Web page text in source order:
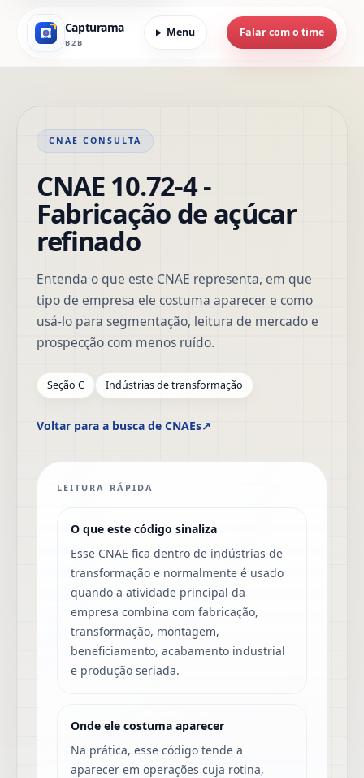
Capturama
B2B
Menu Falar com o time
CNAE CONSULTA
CNAE 10.72-4 -
Fabricação de açúcar
refinado
Entenda o que este CNAE representa, em que
tipo de empresa ele costuma aparecer e como
usá-lo para segmentação, leitura de mercado e
prospecção com menos ruído.
Seção C Indústrias de transformação
Voltar para a busca de CNAEs↗
LEITURA RÁPIDA
O que este código sinaliza
Esse CNAE fica dentro de indústrias de
transformação e normalmente é usado
quando a atividade principal da
empresa combina com fabricação,
transformação, montagem,
beneficiamento, acabamento industrial
e produção seriada.
Onde ele costuma aparecer
Na prática, esse código tende a
aparecer em operações cuja rotina,